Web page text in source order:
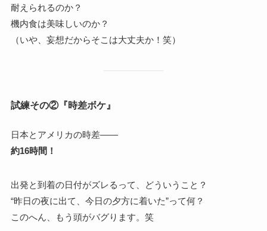
耐えられるのか？
機内食は美味しいのか？
（いや、妄想だからそこは大丈夫か！笑）
試練その②『時差ボケ』
日本とアメリカの時差――
約16時間！
出発と到着の日付がズレるって、どういうこと？
“昨日の夜に出て、今日の夕方に着いた”って何？
このへん、もう頭がバグります。笑